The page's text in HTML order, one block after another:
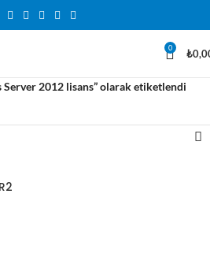
0 ₺
2012 lisans” olarak etiketlendi